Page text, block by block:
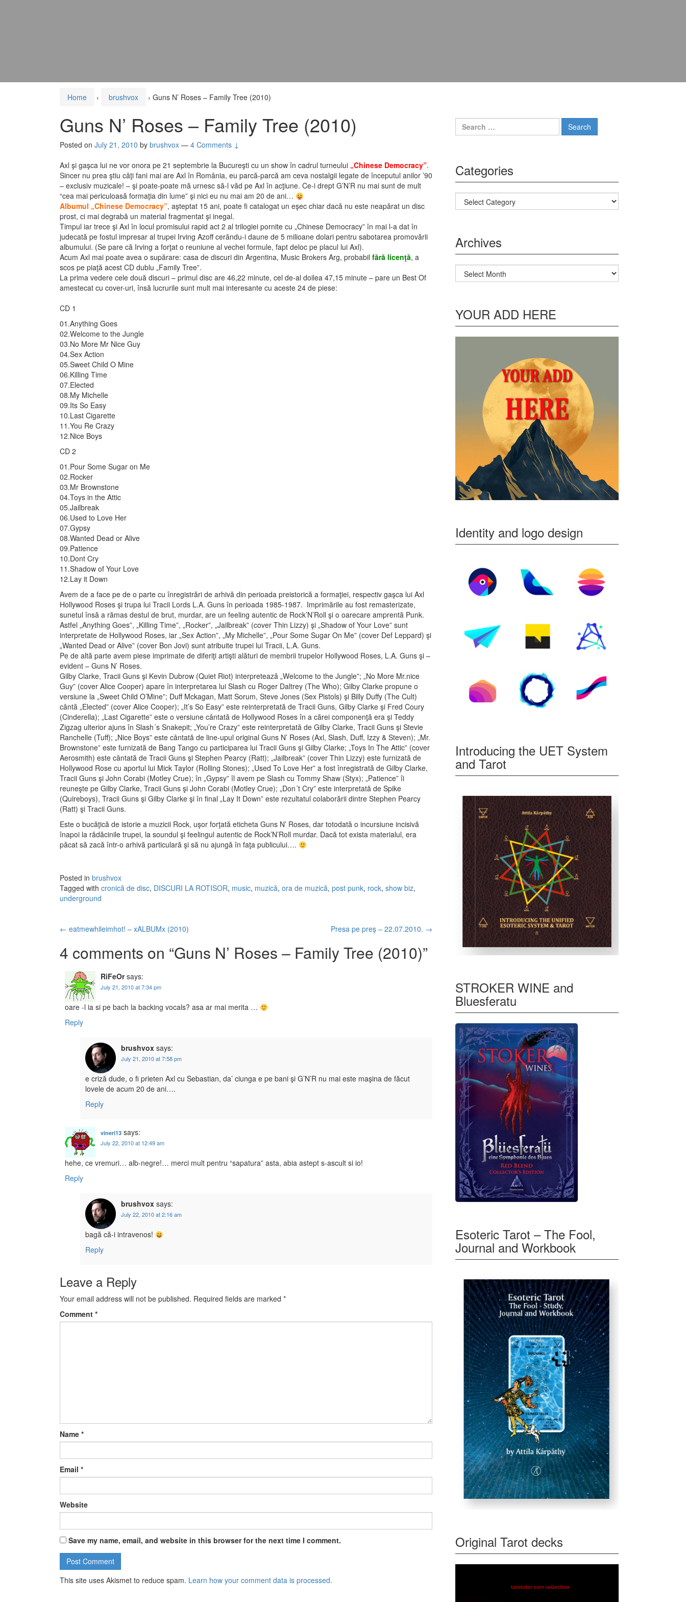
Home › brushvox › Guns N’ Roses – Family Tree (2010)
Guns N’ Roses – Family Tree (2010)
Posted on July 21, 2010 by brushvox — 4 Comments ↓
Axl şi gaşca lui ne vor onora pe 21 septembrie la Bucureşti cu un show în cadrul turneului „Chinese Democracy”.
Sincer nu prea ştiu câţi fani mai are Axl în România, eu parcă-parcă am ceva nostalgii legate de începutul anilor ’90
– exclusiv muzicale! – şi poate-poate mă urnesc să-l văd pe Axl în acţiune. Ce-i drept G’N’R nu mai sunt de mult
“cea mai periculoasă formaţia din lume” şi nici eu nu mai am 20 de ani…
Albumul „Chinese Democracy”, aşteptat 15 ani, poate fi catalogat un eşec chiar dacă nu este neapărat un disc
prost, ci mai degrabă un material fragmentat şi inegal.
Timpul iar trece şi Axl în locul promisului rapid act 2 al trilogiei pornite cu „Chinese Democracy” în mai l-a dat în
judecată pe fostul impresar al trupei Irving Azoff cerându-i daune de 5 milioane dolari pentru sabotarea promovării
albumului. (Se pare că Irving a forţat o reuniune al vechei formule, fapt deloc pe placul lui Axl).
Acum Axl mai poate avea o supărare: casa de discuri din Argentina, Music Brokers Arg, probabil fără licenţă, a
scos pe piaţă acest CD dublu „Family Tree”.
La prima vedere cele două discuri – primul disc are 46,22 minute, cel de-al doilea 47,15 minute – pare un Best Of
amestecat cu cover-uri, însă lucrurile sunt mult mai interesante cu aceste 24 de piese:
CD 1
01.Anything Goes
02.Welcome to the Jungle
03.No More Mr Nice Guy
04.Sex Action
05.Sweet Child O Mine
06.Killing Time
07.Elected
08.My Michelle
09.Its So Easy
10.Last Cigarette
11.You Re Crazy
12.Nice Boys
CD 2
01.Pour Some Sugar on Me
02.Rocker
03.Mr Brownstone
04.Toys in the Attic
05.Jailbreak
06.Used to Love Her
07.Gypsy
08.Wanted Dead or Alive
09.Patience
10.Dont Cry
11.Shadow of Your Love
12.Lay it Down
Avem de a face pe de o parte cu înregistrări de arhivă din perioada preistorică a formaţiei, respectiv gaşca lui Axl
Hollywood Roses şi trupa lui Tracii Lords L.A. Guns în perioada 1985-1987. Imprimările au fost remasterizate,
sunetul însă a rămas destul de brut, murdar, are un feeling autentic de Rock’N’Roll şi o oarecare amprentă Punk.
Astfel „Anything Goes”, „Killing Time”, „Rocker”, „Jailbreak” (cover Thin Lizzy) şi „Shadow of Your Love” sunt
interpretate de Hollywood Roses, iar „Sex Action”, „My Michelle”, „Pour Some Sugar On Me” (cover Def Leppard) şi
„Wanted Dead or Alive” (cover Bon Jovi) sunt atribuite trupei lui Tracii, L.A. Guns.
Pe de altă parte avem piese imprimate de diferiţi artişti alături de membrii trupelor Hollywood Roses, L.A. Guns şi –
evident – Guns N’ Roses.
Gilby Clarke, Tracii Guns şi Kevin Dubrow (Quiet Riot) interpretează „Welcome to the Jungle”; „No More Mr.nice
Guy” (cover Alice Cooper) apare în interpretarea lui Slash cu Roger Daltrey (The Who); Gilby Clarke propune o
versiune la „Sweet Child O’Mine”; Duff Mckagan, Matt Sorum, Steve Jones (Sex Pistols) şi Billy Duffy (The Cult)
cântă „Elected” (cover Alice Cooper); „It’s So Easy” este reinterpretată de Tracii Guns, Gilby Clarke şi Fred Coury
(Cinderella); „Last Cigarette” este o versiune cântată de Hollywood Roses în a cărei componenţă era şi Teddy
Zigzag ulterior ajuns în Slash´s Snakepit; „You’re Crazy” este reinterpretată de Gilby Clarke, Tracii Guns şi Stevie
Ranchelle (Tuff); „Nice Boys” este cântată de line-upul original Guns N’ Roses (Axl, Slash, Duff, Izzy & Steven); „Mr.
Brownstone” este furnizată de Bang Tango cu participarea lui Tracii Guns şi Gilby Clarke; „Toys In The Attic” (cover
Aerosmith) este cântată de Tracii Guns şi Stephen Pearcy (Ratt); „Jailbreak” (cover Thin Lizzy) este furnizată de
Hollywood Rose cu aportul lui Mick Taylor (Rolling Stones); „Used To Love Her” a fost înregistrată de Gilby Clarke,
Tracii Guns şi John Corabi (Motley Crue); în „Gypsy” îl avem pe Slash cu Tommy Shaw (Styx); „Patience” îi
reuneşte pe Gilby Clarke, Tracii Guns şi John Corabi (Motley Crue); „Don´t Cry” este interpretată de Spike
(Quireboys), Tracii Guns şi Gilby Clarke şi în final „Lay It Down” este rezultatul colaborării dintre Stephen Pearcy
(Ratt) şi Tracii Guns.
Este o bucăţică de istorie a muzicii Rock, uşor forţată eticheta Guns N’ Roses, dar totodată o incursiune incisivă
înapoi la rădăcinile trupei, la soundul şi feelingul autentic de Rock’N’Roll murdar. Dacă tot exista materialul, era
păcat să zacă într-o arhivă particulară şi să nu ajungă în faţa publicului….
Posted in brushvox
Tagged with cronică de disc, DISCURI LA ROTISOR, music, muzică, ora de muzică, post punk, rock, show biz,
underground
Post navigation
← eatmewhileimhot! – xALBUMx (2010) Presa pe preş – 22.07.2010. →
4 comments on “Guns N’ Roses – Family Tree (2010)”
RiFeOr says:
July 21, 2010 at 7:34 pm
oare -l ia si pe bach la backing vocals? asa ar mai merita …
Reply
brushvox says:
July 21, 2010 at 7:58 pm
e criză dude, o fi prieten Axl cu Sebastian, da’ ciunga e pe bani şi G’N’R nu mai este maşina de făcut
lovele de acum 20 de ani….
Reply
vineri13 says:
July 22, 2010 at 12:49 am
hehe, ce vremuri… alb-negre!… merci mult pentru “sapatura” asta, abia astept s-ascult si io!
Reply
brushvox says:
July 22, 2010 at 2:16 am
bagă că-i intravenos!
Reply
Leave a Reply
Your email address will not be published. Required fields are marked *
Comment *
Name *
Email *
Website
Save my name, email, and website in this browser for the next time I comment.
This site uses Akismet to reduce spam. Learn how your comment data is processed.
Search for:
Categories
Categories
Archives
Archives
YOUR ADD HERE
Identity and logo design
Introducing the UET System
and Tarot
STROKER WINE and
Bluesferatu
Esoteric Tarot – The Fool,
Journal and Workbook
Original Tarot decks